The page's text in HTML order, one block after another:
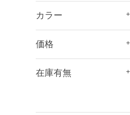
カラー
価格
在庫有無